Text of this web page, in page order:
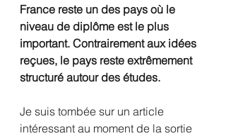
France reste un des pays où le
niveau de diplôme est le plus
important. Contrairement aux idées
reçues, le pays reste extrêmement
structuré autour des études.
Je suis tombée sur un article
intéressant au moment de la sortie